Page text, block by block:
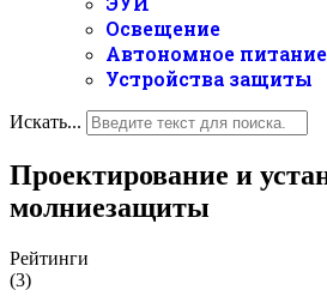
Освещение
Автономное питание
Устройства защиты
Искать...
Проектирование и
молниезащиты
Рейтинги
(3)